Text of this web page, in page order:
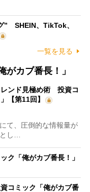
” SHEIN、TikTok、
一覧を見る
がカブ番長！」
レンド見極め術 投資コ
【第11回】
て、圧倒的な情報量が
し…
ク「俺がカブ番長！」
コミック「俺がカブ番